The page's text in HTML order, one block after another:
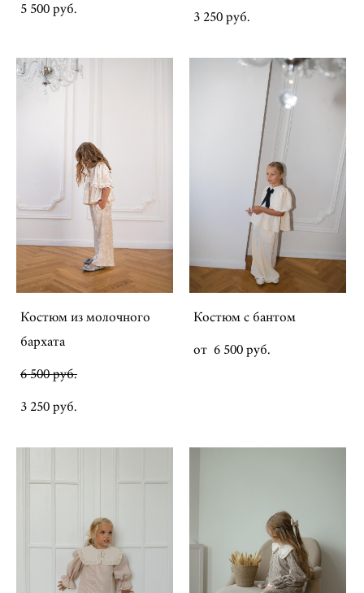
5 500 pуб.
3 250 pуб.
Костюм из молочного
бархата
6 500 pуб.
3 250 pуб.
Костюм с бантом
от 6 500 pуб.